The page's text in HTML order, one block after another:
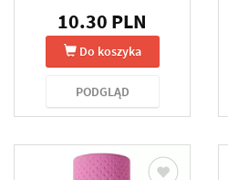
10.30 PLN
Do koszyka
PODGLĄD